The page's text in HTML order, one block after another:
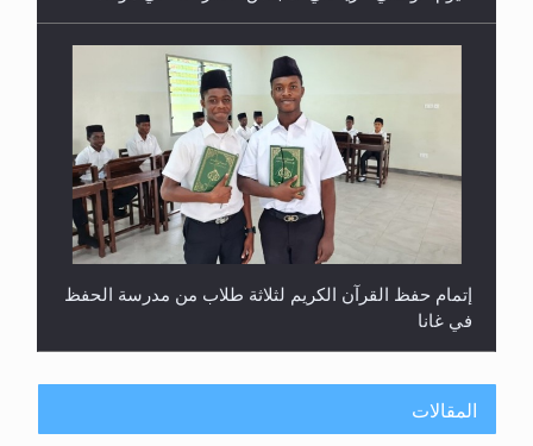
إتمام حفظ القرآن الكريم لثلاثة طلاب من مدرسة الحفظ
في غانا
المقالات